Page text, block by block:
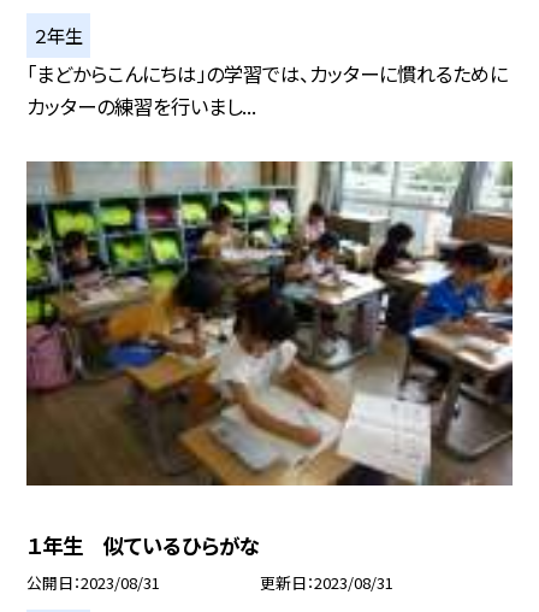
２年生
「まどからこんにちは」の学習では、カッターに慣れるために
カッターの練習を行いまし...
１年生 似ているひらがな
公開日 2023/08/31 更新日 2023/08/31